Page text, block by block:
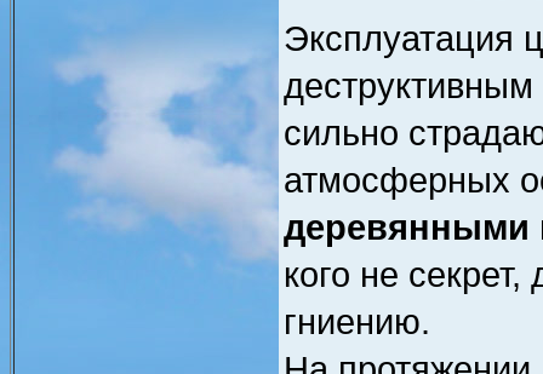
Эксплуатация
сильно
атмосферных
деревянными
кого не
гниению.